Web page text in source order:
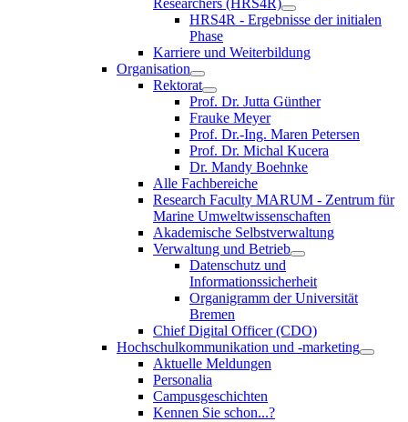
HRS4R - Ergebnisse der initialen
Phase
Karriere und Weiterbildung
Organisation
Rektorat
Prof. Dr. Jutta Günther
Frauke Meyer
Prof. Dr.-Ing. Maren Petersen
Prof. Dr. Michal Kucera
Dr. Mandy Boehnke
Alle Fachbereiche
Research Faculty MARUM - Zentrum für
Marine Umweltwissenschaften
Akademische Selbstverwaltung
Verwaltung und Betrieb
Datenschutz und
Informationssicherheit
Organigramm der Universität
Bremen
Chief Digital Officer (CDO)
Hochschulkommunikation und -marketing
Aktuelle Meldungen
Personalia
Campusgeschichten
Kennen Sie schon...?